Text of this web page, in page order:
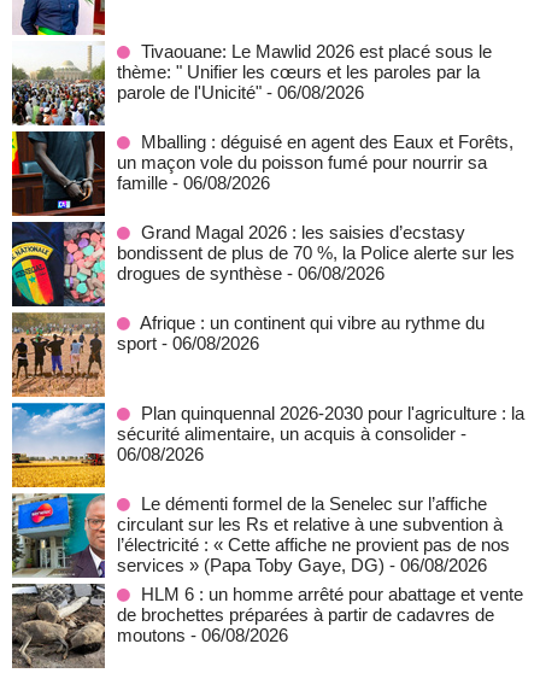
Tivaouane: Le Mawlid 2026 est placé sous le
thème: " Unifier les cœurs et les paroles par la
parole de l'Unicité" - 06/08/2026
Mballing : déguisé en agent des Eaux et Forêts,
un maçon vole du poisson fumé pour nourrir sa
famille - 06/08/2026
Grand Magal 2026 : les saisies d’ecstasy
bondissent de plus de 70 %, la Police alerte sur les
drogues de synthèse - 06/08/2026
Afrique : un continent qui vibre au rythme du
sport - 06/08/2026
Plan quinquennal 2026-2030 pour l'agriculture : la
sécurité alimentaire, un acquis à consolider -
06/08/2026
Le démenti formel de la Senelec sur l’affiche
circulant sur les Rs et relative à une subvention à
l’électricité : « Cette affiche ne provient pas de nos
services » (Papa Toby Gaye, DG) - 06/08/2026
HLM 6 : un homme arrêté pour abattage et vente
de brochettes préparées à partir de cadavres de
moutons - 06/08/2026